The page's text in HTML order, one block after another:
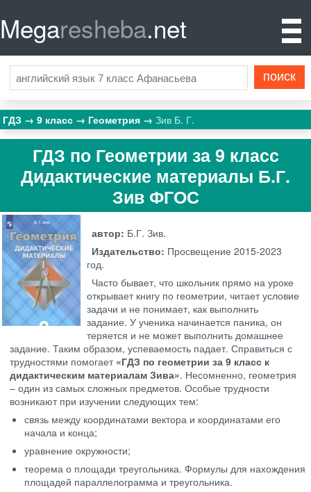
Megaresheba.net
ГДЗ 9 класс Геометрия Зив Б. Г.
ГДЗ по Геометрии за 9 класс
Дидактические материалы Б.Г.
Зив ФГОС
автор: Б.Г. Зив.
Издательство: Просвещение 2015-2023
год.
Часто бывает, что школьник прямо на уроке
открывает книгу по геометрии, читает условие
задачи и не понимает, как выполнить
задание. У ученика начинается паника, он
теряется и не может выполнить домашнее
задание. Таким образом, успеваемость падает. Справиться с
трудностями помогает «ГДЗ по геометрии за 9 класс к
дидактическим материалам Зива». Несомненно, геометрия
– один из самых сложных предметов. Особые трудности
возникают при изучении следующих тем:
связь между координатами вектора и координатами его
начала и конца;
уравнение окружности;
теорема о площади треугольника. Формулы для нахождения
площадей параллелограмма и треугольника.